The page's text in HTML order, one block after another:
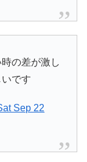
の差が激し
です
Sep 22